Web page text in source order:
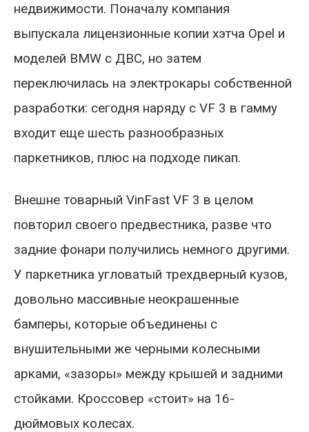
недвижимости. Поначалу компания
выпускала лицензионные копии хэтча Opel и
моделей BMW с ДВС, но затем
переключилась на электрокары собственной
разработки: сегодня наряду с VF 3 в гамму
входит еще шесть разнообразных
паркетников, плюс на подходе пикап.
Внешне товарный VinFast VF 3 в целом
повторил своего предвестника, разве что
задние фонари получились немного другими.
У паркетника угловатый трехдверный кузов,
довольно массивные неокрашенные
бамперы, которые объединены с
внушительными же черными колесными
арками, «зазоры» между крышей и задними
стойками. Кроссовер «стоит» на 16-
дюймовых колесах.